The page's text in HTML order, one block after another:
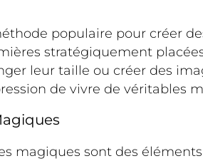
populaire pour créer
stratégiquement
leur taille ou créer des
de vivre de véritables
magiques sont des